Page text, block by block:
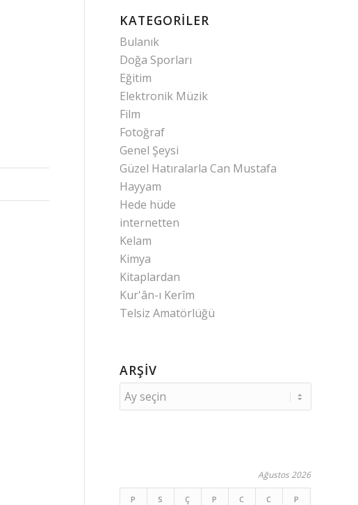
KATEGORILER
Bulanık
Doğa Sporları
Eğitim
Elektronik Müzik
Film
Fotoğraf
Genel Şeysi
Güzel Hatıralarla Can Mustafa
Hayyam
Hede hüde
internetten
Kelam
Kimya
Kitaplardan
Kur'ân-ı Kerîm
Telsiz Amatörlüğü
ARŞIV
Ağustos 2026
P S Ç P C C P